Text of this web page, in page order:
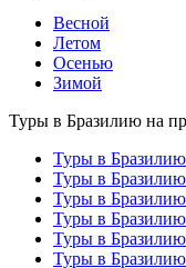
Весной
Летом
Осенью
Зимой
Туры в Бразилию на
Туры в
Туры в
Туры в
Туры в
Туры в
Туры в